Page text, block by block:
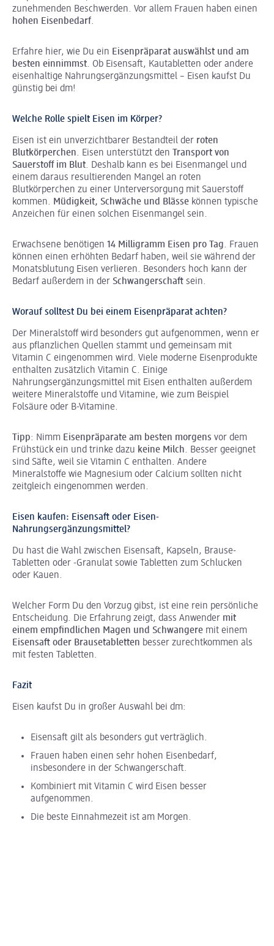
zunehmenden Beschwerden. Vor allem Frauen haben einen
hohen Eisenbedarf.
Erfahre hier, wie Du ein Eisenpräparat auswählst und am
besten einnimmst. Ob Eisensaft, Kautabletten oder andere
eisenhaltige Nahrungsergänzungsmittel – Eisen kaufst Du
günstig bei dm!
Welche Rolle spielt Eisen im Körper?
Eisen ist ein unverzichtbarer Bestandteil der roten
Blutkörperchen. Eisen unterstützt den
Transport von
Sauerstoff im Blut. Deshalb kann es bei Eisenmangel und
einem daraus resultierenden Mangel an roten
Blutkörperchen zu einer Unterversorgung mit Sauerstoff
kommen. Müdigkeit, Schwäche und Blässe können typische
Anzeichen für einen solchen Eisenmangel sein.
Erwachsene benötigen 14 Milligramm Eisen pro Tag. Frauen
können einen erhöhten Bedarf haben, weil sie während der
Monatsblutung Eisen verlieren. Besonders hoch kann der
Bedarf außerdem in der Schwangerschaft sein.
Worauf solltest Du bei einem Eisenpräparat achten?
Der Mineralstoff wird besonders gut aufgenommen, wenn er
aus pflanzlichen Quellen stammt und gemeinsam mit
Vitamin C eingenommen wird. Viele moderne Eisenprodukte
enthalten zusätzlich Vitamin C. Einige
Nahrungsergänzungsmittel mit Eisen enthalten außerdem
weitere Mineralstoffe und Vitamine, wie zum Beispiel
Folsäure oder B-Vitamine.
Tipp: Nimm Eisenpräparate am besten morgens vor dem
Frühstück ein und trinke dazu keine Milch. Besser geeignet
sind Säfte, weil sie Vitamin C enthalten. Andere
Mineralstoffe wie Magnesium oder Calcium sollten nicht
zeitgleich eingenommen werden.
Eisen kaufen: Eisensaft oder Eisen-
Nahrungsergänzungsmittel?
Du hast die Wahl zwischen Eisensaft, Kapseln, Brause-
Tabletten oder -Granulat sowie Tabletten zum Schlucken
oder Kauen.
Welcher Form Du den Vorzug gibst, ist eine rein persönliche
Entscheidung. Die Erfahrung zeigt, dass Anwender mit
einem empfindlichen Magen und Schwangere mit einem
Eisensaft oder Brausetabletten besser zurechtkommen als
mit festen Tabletten.
Fazit
Eisen kaufst Du in großer Auswahl bei dm:
Eisensaft gilt als besonders gut verträglich.
Frauen haben einen sehr hohen Eisenbedarf,
insbesondere in der Schwangerschaft.
Kombiniert mit Vitamin C wird Eisen besser
aufgenommen.
Die beste Einnahmezeit ist am Morgen.